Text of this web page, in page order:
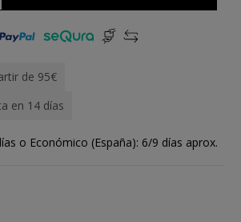
de 95€
en 14 días
o Económico (España): 6/9 días aprox.